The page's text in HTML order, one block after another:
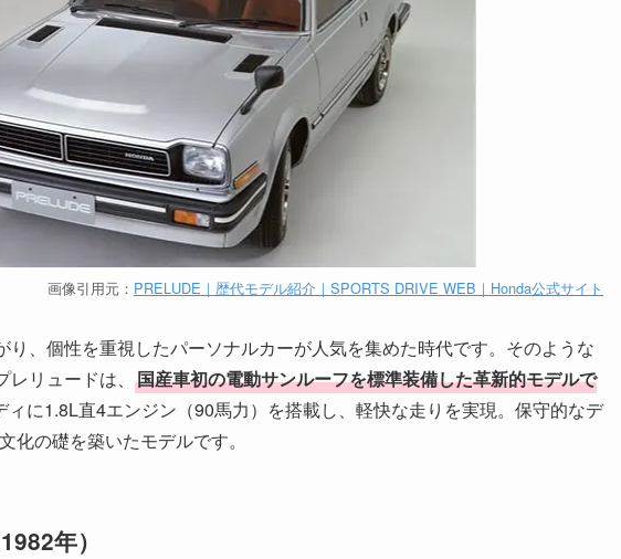
画像引用元： PRELUDE｜歴代モデル紹介｜SPORTS DRIVE WEB｜Honda公式サイト
、個性を重視したパーソナルカーが人気を集めた時代です。そのような
リュードは、 国産車初の電動サンルーフを標準装備した革新的モデルで
に1.8L直4エンジン（90馬力）を搭載し、軽快な走りを実現。保守的なデ
の礎を築いたモデルです。
年）